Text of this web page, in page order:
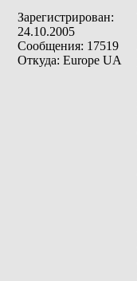
Зарегистрирован:
24.10.2005
Сообщения: 17519
Откуда: Europe UA